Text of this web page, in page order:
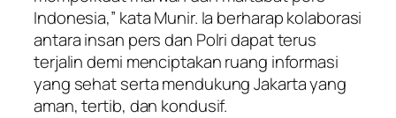
Indonesia,” kata Munir. Ia berharap kolaborasi
antara insan pers dan Polri dapat terus
terjalin demi menciptakan ruang informasi
yang sehat serta mendukung Jakarta yang
aman, tertib, dan kondusif.